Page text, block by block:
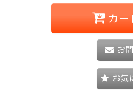
カー
お
お気